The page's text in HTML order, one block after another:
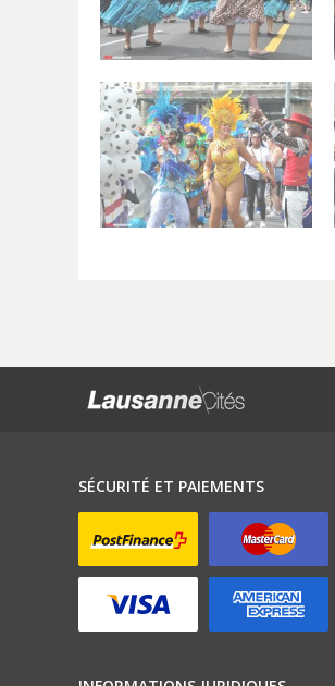
SÉCURITÉ ET PAIEMENTS